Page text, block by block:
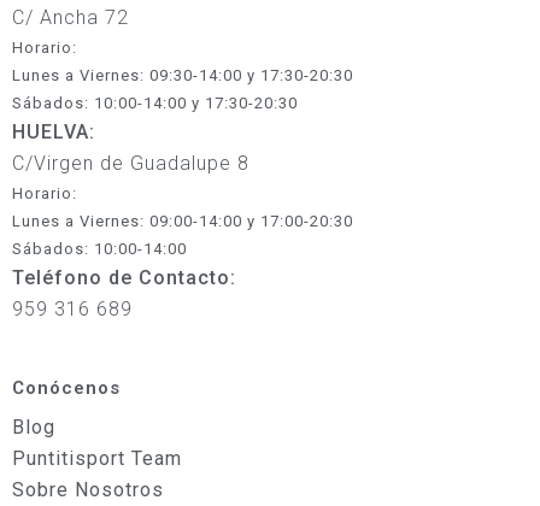
C/ Ancha 72
Horario:
Lunes a Viernes: 09:30-14:00 y 17:30-20:30
Sábados: 10:00-14:00 y 17:30-20:30
HUELVA:
C/Virgen de Guadalupe 8
Horario:
Lunes a Viernes: 09:00-14:00 y 17:00-20:30
Sábados: 10:00-14:00
Teléfono de Contacto:
959 316 689
Conócenos
Blog
Puntitisport Team
Sobre Nosotros